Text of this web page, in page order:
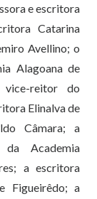
e escritora
Catarina
Avellino; o
Alagoana de
vice-reitor do
Elinalva de
Câmara; a
Academia
a escritora
Figueirêdo; a